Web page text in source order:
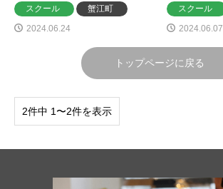
スクール
蟹江町
2024.06.24
スクール
2024.06.07
トップページに戻る
2件中 1〜2件を表示